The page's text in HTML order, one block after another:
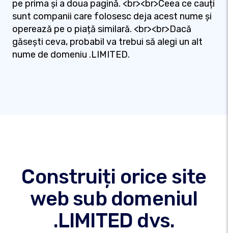
pe prima și a doua pagină. <br><br>Ceea ce cauți
sunt companii care folosesc deja acest nume și
operează pe o piață similară. <br><br>Dacă
găsești ceva, probabil va trebui să alegi un alt
nume de domeniu .LIMITED.
Construiți orice site
web sub domeniul
.LIMITED dvs.